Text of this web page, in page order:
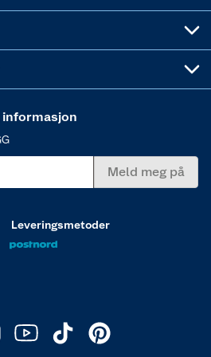
Meld meg på
Leveringsmetoder